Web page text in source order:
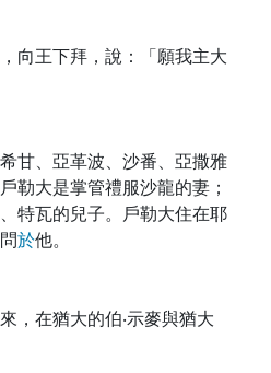
向王下拜，說：「願我主大
甘、亞革波、沙番、亞撒雅
勒大是掌管禮服沙龍的妻；
特瓦的兒子。戶勒大住在耶
於他。
，在猶大的伯‧示麥與猶大